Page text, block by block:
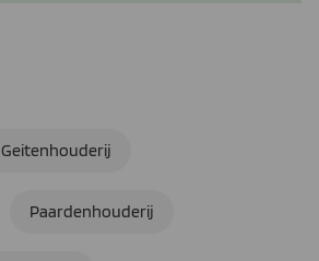
Geitenhouderij
Paardenhouderij